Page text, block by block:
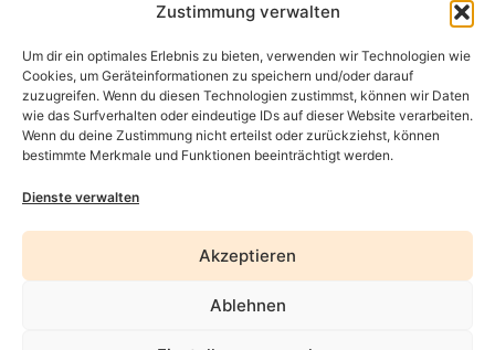
Zustimmung verwalten
Um dir ein optimales Erlebnis zu bieten, verwenden wir Technologien wie
Cookies, um Geräteinformationen zu speichern und/oder darauf
zuzugreifen. Wenn du diesen Technologien zustimmst, können wir Daten
wie das Surfverhalten oder eindeutige IDs auf dieser Website verarbeiten.
Wenn du deine Zustimmung nicht erteilst oder zurückziehst, können
bestimmte Merkmale und Funktionen beeinträchtigt werden.
Dienste verwalten
Akzeptieren
Ablehnen
Üsenberger Strasse 11, 79346 Endingen a.K.
Datenschutz
Erklärung zur Barrierefreiheit
AGB